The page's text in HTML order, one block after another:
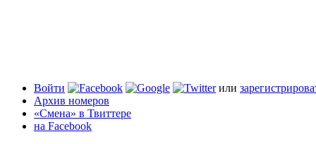
Войти или
Архив номеров
«Смена» в Твиттере
на Facebook